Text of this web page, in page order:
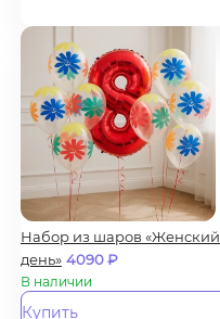
Набор из шаров «Женский
день» 4090₽
В наличии
Купить